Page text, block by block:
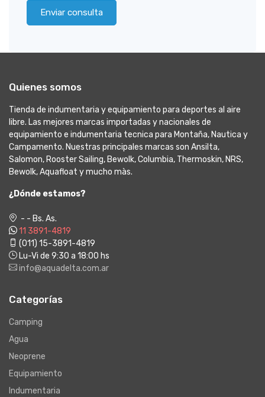
Enviar consulta
Quienes somos
Tienda de indumentaria y equipamiento para deportes al aire
libre. Las mejores marcas importadas y nacionales de
equipamiento e indumentaria tecnica para Montaña, Nautica y
Campamento. Nuestras principales marcas son Ansilta,
Salomon, Rooster Sailing, Bewolk, Columbia, Thermoskin, NRS,
Bewolk, Aquafloat y mucho màs.
¿Dónde estamos?
- - Bs. As.
11 3891-4819
(011) 15-3891-4819
Lu-Vi de 9:30 a 18:00 hs
info@aquadelta.com.ar
Categorías
Camping
Agua
Neoprene
Equipamiento
Indumentaria